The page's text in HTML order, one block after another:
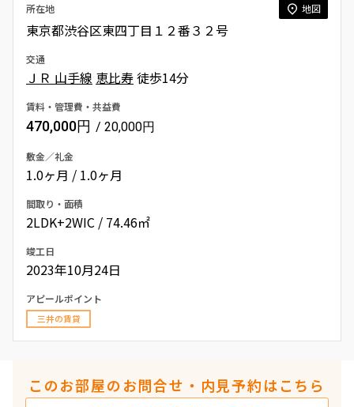
所在地 地図
東京都渋谷区東四丁目１２番３２号
交通
ＪＲ 山手線 恵比寿徒歩14分
賃料・管理費・共益費
470,000円 / 20,000円
敷金／礼金
1.0ヶ月 / 1.0ヶ月
間取り・面積
2LDK+2WIC / 74.46㎡
竣工日
2023年10月24日
アピールポイント
三井の賃貸
このお部屋のお問合せ・内見予約はこちら